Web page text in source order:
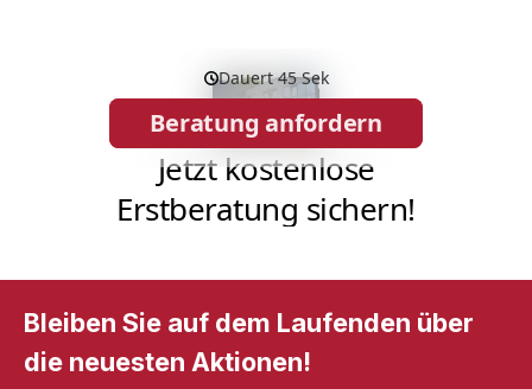
Bleiben Sie auf dem Laufenden über
die neuesten Aktionen!